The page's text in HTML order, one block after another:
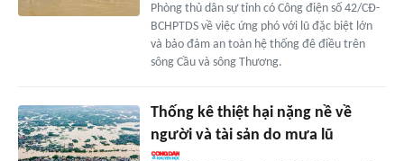
Phòng thủ dân sự tỉnh có Công điện số 42/CĐ-
BCHPTDS về việc ứng phó với lũ đặc biệt lớn
và bảo đảm an toàn hệ thống đê điều trên
sông Cầu và sông Thương.
Thống kê thiệt hại nặng nề về
người và tài sản do mưa lũ